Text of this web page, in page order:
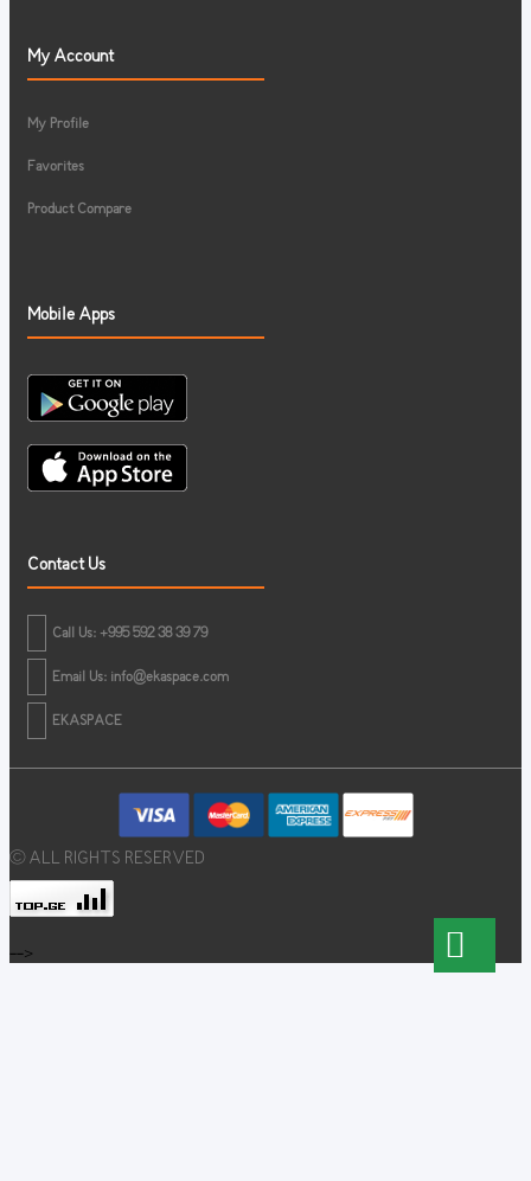
My Account
My Profile
Favorites
Product Compare
Mobile Apps
Contact Us
Call Us: +995 592 38 39 79
Email Us: info@ekaspace.com
EKASPACE
© ALL RIGHTS RESERVED
-->